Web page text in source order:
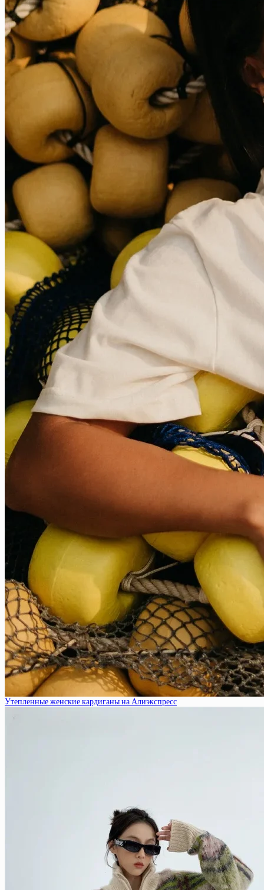
Утепленные женские кардиганы на Алиэкспресс